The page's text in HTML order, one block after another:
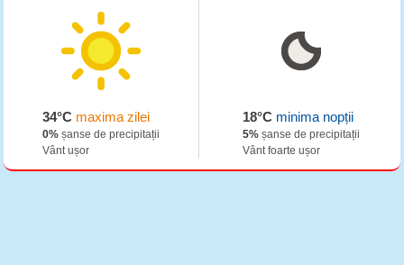
34°C maxima zilei
0% șanse de precipitații
Vânt ușor
18°Cminima nopții
5%șanse de precipitații
Vânt foarte ușor